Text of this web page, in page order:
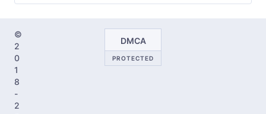
©
2
0
1
8
-
2
DMCA
PROTECTED